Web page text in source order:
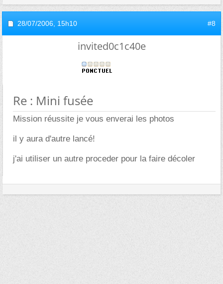
28/07/2006, 15h10 #8
invited0c1c40e
Re : Mini fusée
Mission réussite je vous enverai les photos
il y aura d'autre lancé!
j'ai utiliser un autre proceder pour la faire décoler